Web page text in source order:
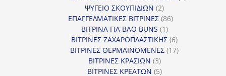
ΨΥΓΕΙΟ ΣΚΟΥΠΙΔΙΩΝ 22
προϊόντα
ΕΠΑΓΓΕΛΜΑΤΙΚΕΣ ΒΙΤΡΙΝΕΣ 8686
ΒΙΤΡΙΝΑ ΓΙΑ BAO BUNS 11
προϊόν
ΒΙΤΡΙΝΕΣ ΖΑΧΑΡΟΠΛΑΣΤΙΚΗΣ 66
προϊόντα
ΒΙΤΡΙΝΕΣ ΘΕΡΜΑΙΝΟΜΕΝΕΣ 1717
ΒΙΤΡΙΝΕΣ ΚΡΑΣΙΩΝ 33
προϊόντα
ΒΙΤΡΙΝΕΣ ΚΡΕΑΤΩΝ 55